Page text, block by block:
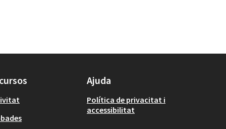
Ajuda
Política de privacitat i
accessibilitat